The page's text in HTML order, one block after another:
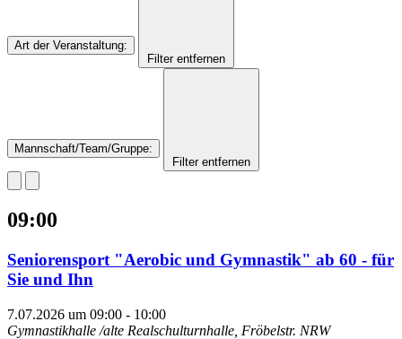
Art der Veranstaltung:
Filter entfernen
Mannschaft/Team/Gruppe:
Filter entfernen
09:00
Seniorensport "Aerobic und Gymnastik" ab 60 - für
Sie und Ihn
7.07.2026 um 09:00 - 10:00
Gymnastikhalle /alte Realschulturnhalle, Fröbelstr. NRW